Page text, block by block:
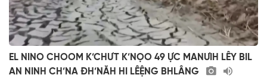
EL NINO CHOOM K’CHƯT K’NỌO 49 ỰC MANƯIH LÊY BIL
AN NINH CH’NA ĐH’NĂH HI LÊỆNG BHLÂNG